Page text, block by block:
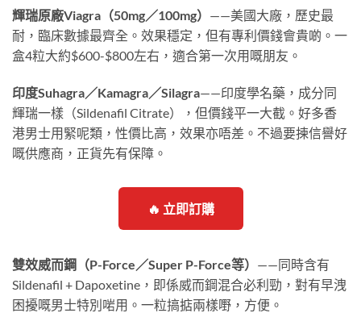
輝瑞原廠Viagra（50mg／100mg） ——美國大廠，歷史最
耐，臨床數據最齊全。效果穩定，但有專利價錢會貴啲。一
盒4粒大約$600-$800左右，適合第一次用嘅朋友。
印度Suhagra／Kamagra／Silagra——印度學名藥，成分同
輝瑞一樣（Sildenafil Citrate），但價錢平一大截。好多香
港男士用緊呢類，性價比高，效果亦唔差。不過要揀信譽好
嘅供應商，正貨先有保障。
🔥 立即訂購
雙效威而鋼（P-Force／Super P-Force等） ——同時含有
Sildenafil + Dapoxetine，即係威而鋼混合必利勁，對有早洩
困擾嘅男士特別啱用。一粒搞掂兩樣嘢，方便。